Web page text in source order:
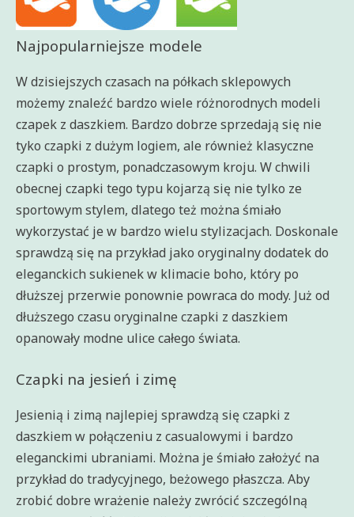
Najpopularniejsze modele
W dzisiejszych czasach na półkach sklepowych
możemy znaleźć bardzo wiele różnorodnych modeli
czapek z daszkiem. Bardzo dobrze sprzedają się nie
tyko czapki z dużym logiem, ale również klasyczne
czapki o prostym, ponadczasowym kroju. W chwili
obecnej czapki tego typu kojarzą się nie tylko ze
sportowym stylem, dlatego też można śmiało
wykorzystać je w bardzo wielu stylizacjach. Doskonale
sprawdzą się na przykład jako oryginalny dodatek do
eleganckich sukienek w klimacie boho, który po
dłuższej przerwie ponownie powraca do mody. Już od
dłuższego czasu oryginalne czapki z daszkiem
opanowały modne ulice całego świata.
Czapki na jesień i zimę
Jesienią i zimą najlepiej sprawdzą się czapki z
daszkiem w połączeniu z casualowymi i bardzo
eleganckimi ubraniami. Można je śmiało założyć na
przykład do tradycyjnego, beżowego płaszcza. Aby
zrobić dobre wrażenie należy zwrócić szczególną